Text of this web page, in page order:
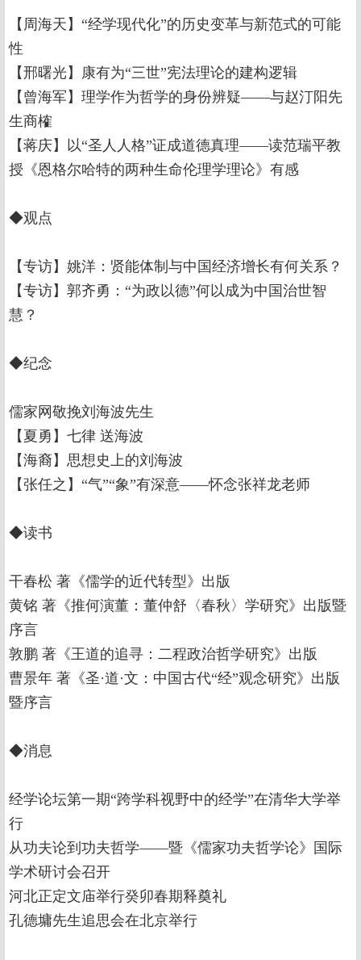
【周海天】“经学现代化”的历史变革与新范式的可能
性
【邢曙光】康有为“三世”宪法理论的建构逻辑
【曾海军】理学作为哲学的身份辨疑——与赵汀阳先
生商榷
【蒋庆】以“圣人人格”证成道德真理——读范瑞平教
授《恩格尔哈特的两种生命伦理学理论》有感
◆观点
【专访】姚洋：贤能体制与中国经济增长有何关系？
【专访】郭齐勇：“为政以德”何以成为中国治世智
慧？
◆纪念
儒家网敬挽刘海波先生
【夏勇】七律 送海波
【海裔】思想史上的刘海波
【张任之】“气”“象”有深意——怀念张祥龙老师
◆读书
干春松 著《儒学的近代转型》出版
黄铭 著《推何演董：董仲舒〈春秋〉学研究》出版暨
序言
敦鹏 著《王道的追寻：二程政治哲学研究》出版
曹景年 著《圣·道·文：中国古代“经”观念研究》出版
暨序言
◆消息
经学论坛第一期“跨学科视野中的经学”在清华大学举
行
从功夫论到功夫哲学——暨《儒家功夫哲学论》国际
学术研讨会召开
河北正定文庙举行癸卯春期释奠礼
孔德墉先生追思会在北京举行